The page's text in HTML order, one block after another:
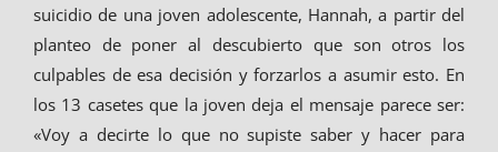
suicidio de una joven adolescente, Hannah, a partir del
planteo de poner al descubierto que son otros los
culpables de esa decisión y forzarlos a asumir esto. En
los 13 casetes que la joven deja el mensaje parece ser:
«Voy a decirte lo que no supiste saber y hacer para